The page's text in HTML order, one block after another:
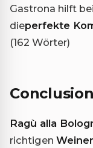
Gastrona hilft
dieperfekte
(162 Wörter)
Conclusion
Ragù alla
richtigen